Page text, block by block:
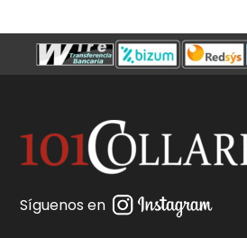
Síguenos en